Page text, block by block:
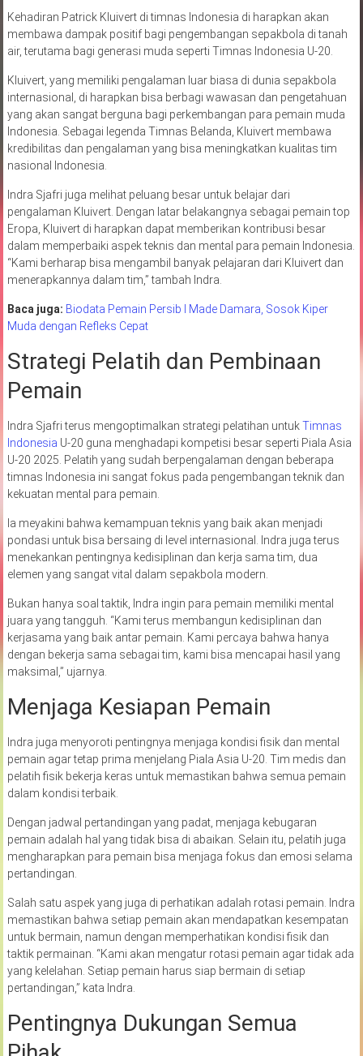
Kehadiran Patrick Kluivert di timnas Indonesia di harapkan akan
membawa dampak positif bagi pengembangan sepakbola di tanah
air, terutama bagi generasi muda seperti Timnas Indonesia U-20.
Kluivert, yang memiliki pengalaman luar biasa di dunia sepakbola
internasional, di harapkan bisa berbagi wawasan dan pengetahuan
yang akan sangat berguna bagi perkembangan para pemain muda
Indonesia. Sebagai legenda Timnas Belanda, Kluivert membawa
kredibilitas dan pengalaman yang bisa meningkatkan kualitas tim
nasional Indonesia.
Indra Sjafri juga melihat peluang besar untuk belajar dari
pengalaman Kluivert. Dengan latar belakangnya sebagai pemain top
Eropa, Kluivert di harapkan dapat memberikan kontribusi besar
dalam memperbaiki aspek teknis dan mental para pemain Indonesia.
“Kami berharap bisa mengambil banyak pelajaran dari Kluivert dan
menerapkannya dalam tim,” tambah Indra.
Baca juga: Biodata Pemain Persib I Made Damara, Sosok Kiper
Muda dengan Refleks Cepat
Strategi Pelatih dan Pembinaan
Pemain
Indra Sjafri terus mengoptimalkan strategi pelatihan untukTimnas
Indonesia U-20 guna menghadapi kompetisi besar seperti Piala Asia
U-20 2025. Pelatih yang sudah berpengalaman dengan beberapa
timnas Indonesia ini sangat fokus pada pengembangan teknik dan
kekuatan mental para pemain.
Ia meyakini bahwa kemampuan teknis yang baik akan menjadi
pondasi untuk bisa bersaing di level internasional. Indra juga terus
menekankan pentingnya kedisiplinan dan kerja sama tim, dua
elemen yang sangat vital dalam sepakbola modern.
Bukan hanya soal taktik, Indra ingin para pemain memiliki mental
juara yang tangguh. “Kami terus membangun kedisiplinan dan
kerjasama yang baik antar pemain. Kami percaya bahwa hanya
dengan bekerja sama sebagai tim, kami bisa mencapai hasil yang
maksimal,” ujarnya.
Menjaga Kesiapan Pemain
Indra juga menyoroti pentingnya menjaga kondisi fisik dan mental
pemain agar tetap prima menjelang Piala Asia U-20. Tim medis dan
pelatih fisik bekerja keras untuk memastikan bahwa semua pemain
dalam kondisi terbaik.
Dengan jadwal pertandingan yang padat, menjaga kebugaran
pemain adalah hal yang tidak bisa di abaikan. Selain itu, pelatih juga
mengharapkan para pemain bisa menjaga fokus dan emosi selama
pertandingan.
Salah satu aspek yang juga di perhatikan adalah rotasi pemain. Indra
memastikan bahwa setiap pemain akan mendapatkan kesempatan
untuk bermain, namun dengan memperhatikan kondisi fisik dan
taktik permainan. “Kami akan mengatur rotasi pemain agar tidak ada
yang kelelahan. Setiap pemain harus siap bermain di setiap
pertandingan,” kata Indra.
Pentingnya Dukungan Semua